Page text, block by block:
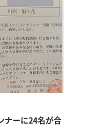
ナーに24名が合